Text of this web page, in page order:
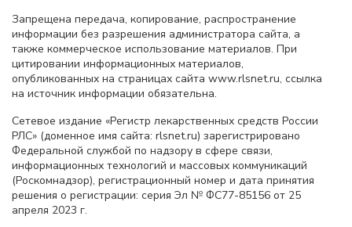
Запрещена передача, копирование, распространение
информации без разрешения администратора сайта, а
также коммерческое использование материалов. При
цитировании информационных материалов,
опубликованных на страницах сайта www.rlsnet.ru, ссылка
на источник информации обязательна.
Сетевое издание «Регистр лекарственных средств России
РЛС» (доменное имя сайта: rlsnet.ru) зарегистрировано
Федеральной службой по надзору в сфере связи,
информационных технологий и массовых коммуникаций
(Роскомнадзор), регистрационный номер и дата принятия
решения о регистрации: серия Эл № ФС77-85156 от 25
апреля 2023 г.